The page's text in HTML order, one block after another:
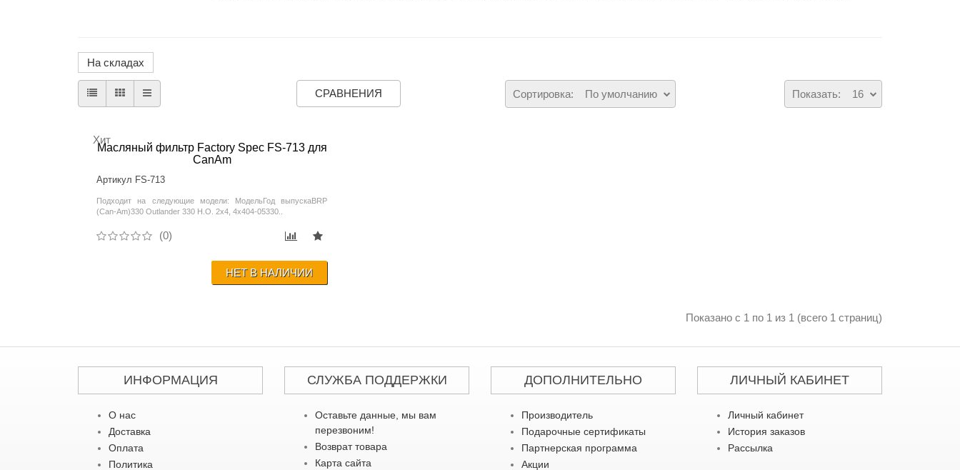
На складах
СРАВНЕНИЯ Показать: 16
Сортировка: По умолчанию
Хит
Масляный фильтр Factory Spec FS-713 для
CanAm
Артикул FS-713
Подходит на следующие модели: МодельГод выпускаBRP
(Can-Am)330 Outlander 330 H.O. 2x4, 4x404-05330..
(0)
НЕТ В НАЛИЧИИ
Показано с 1 по 1 из 1 (всего 1 страниц)
ИНФОРМАЦИЯ
О нас
Доставка
Оплата
Политика
СЛУЖБА ПОДДЕРЖКИ
Оставьте данные, мы вам
перезвоним!
Возврат товара
Карта сайта
ДОПОЛНИТЕЛЬНО
Производитель
Подарочные сертификаты
Партнерская программа
Акции
ЛИЧНЫЙ КАБИНЕТ
Личный кабинет
История заказов
Рассылка